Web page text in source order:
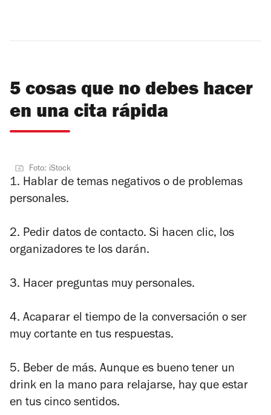
5 cosas que no debes hacer
en una cita rápida
Foto: iStock
1. Hablar de temas negativos o de problemas
personales.
2. Pedir datos de contacto. Si hacen clic, los
organizadores te los darán.
3. Hacer preguntas muy personales.
4. Acaparar el tiempo de la conversación o ser
muy cortante en tus respuestas.
5. Beber de más. Aunque es bueno tener un
drink en la mano para relajarse, hay que estar
en tus cinco sentidos.